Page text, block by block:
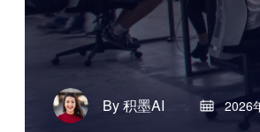
By积墨AI 2026